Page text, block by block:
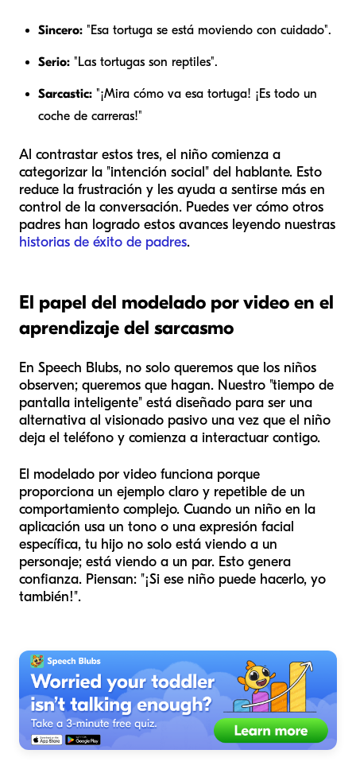
Sincero: "Esa tortuga se está moviendo con cuidado".
Serio: "Las tortugas son reptiles".
Sarcastic: "¡Mira cómo va esa tortuga! ¡Es todo un
coche de carreras!"
Al contrastar estos tres, el niño comienza a
categorizar la "intención social" del hablante. Esto
reduce la frustración y les ayuda a sentirse más en
control de la conversación. Puedes ver cómo otros
padres han logrado estos avances leyendo nuestras
historias de éxito de padres.
El papel del modelado por video en el
aprendizaje del sarcasmo
En Speech Blubs, no solo queremos que los niños
observen; queremos que hagan. Nuestro "tiempo de
pantalla inteligente" está diseñado para ser una
alternativa al visionado pasivo una vez que el niño
deja el teléfono y comienza a interactuar contigo.
El modelado por video funciona porque
proporciona un ejemplo claro y repetible de un
comportamiento complejo. Cuando un niño en la
aplicación usa un tono o una expresión facial
específica, tu hijo no solo está viendo a un
personaje; está viendo a un par. Esto genera
confianza. Piensan: "¡Si ese niño puede hacerlo, yo
también!".